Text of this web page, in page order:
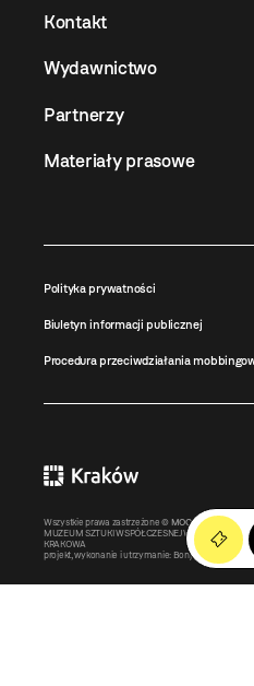
Kontakt
Wydawnictwo
Partnerzy
Materiały prasowe
Polityka prywatności
Biuletyn informacji publicznej
Procedura przeciwdziałania
Wszystkie prawa zastrzeżone © MOCAK2011-2026
MUZEUM SZTUKI WSPÓŁCZESNEJ W KRAKOWIE
KRAKOWA
projekt, wykonanie i utrzymanie: Bonjour.pl